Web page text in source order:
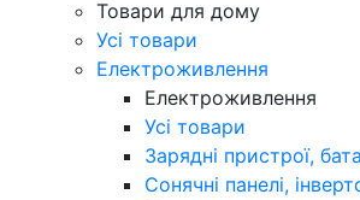
Товари для дому
Усі товари
Електроживлення
Електроживлення
Усі товари
Зарядні пристрої,
Сонячні панелі,